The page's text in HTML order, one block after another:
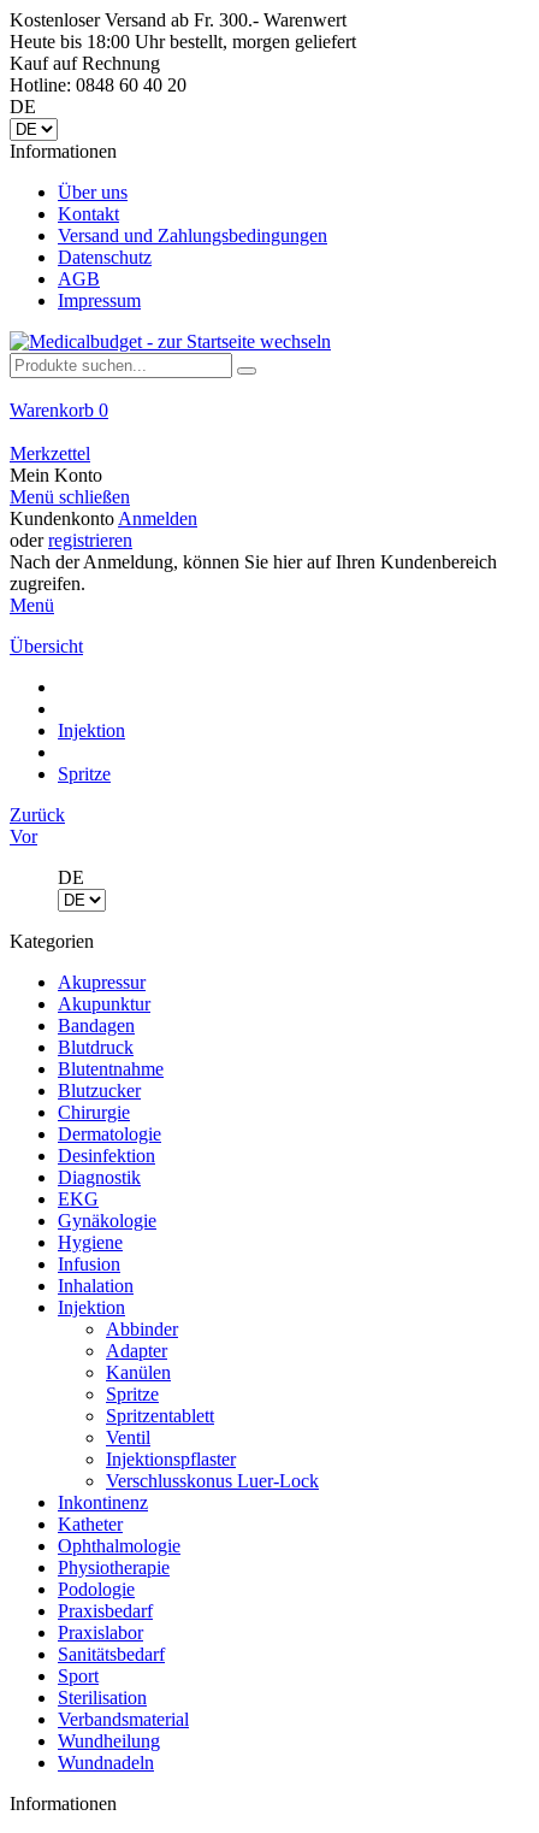
Kostenloser Versand ab Fr. 300.- Warenwert
Heute bis 18:00 Uhr bestellt, morgen geliefert
Kauf auf Rechnung
Hotline: 0848 60 40 20
DE
Informationen
Über uns
Kontakt
Versand und Zahlungsbedingungen
Datenschutz
AGB
Impressum
Warenkorb 0
Merkzettel
Mein Konto
Menü schließen
Kundenkonto Anmelden
oderregistrieren
Nach der Anmeldung, können Sie hier auf Ihren Kundenbereich
zugreifen.
Menü
Übersicht
Injektion
Spritze
Zurück
Vor
DE
Kategorien
Akupressur
Akupunktur
Bandagen
Blutdruck
Blutentnahme
Blutzucker
Chirurgie
Dermatologie
Desinfektion
Diagnostik
EKG
Gynäkologie
Hygiene
Infusion
Inhalation
Injektion
Abbinder
Adapter
Kanülen
Spritze
Spritzentablett
Ventil
Injektionspflaster
Verschlusskonus Luer-Lock
Inkontinenz
Katheter
Ophthalmologie
Physiotherapie
Podologie
Praxisbedarf
Praxislabor
Sanitätsbedarf
Sport
Sterilisation
Verbandsmaterial
Wundheilung
Wundnadeln
Informationen